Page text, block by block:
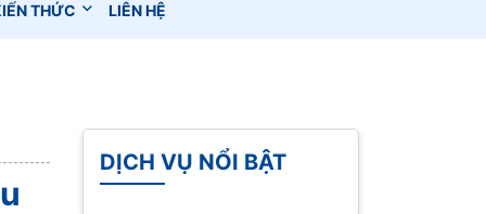
THỨC LIÊN HỆ
DỊCH VỤ NỔI BẬT